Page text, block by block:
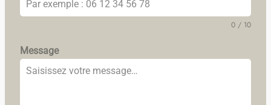
0 / 10
Message